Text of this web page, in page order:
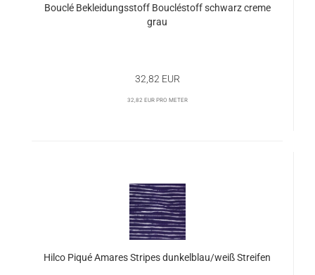
Bouclé Bekleidungsstoff Boucléstoff schwarz creme
grau
32,82 EUR
32,82 EUR pro Meter
Hilco Piqué Amares Stripes dunkelblau/weiß Streifen